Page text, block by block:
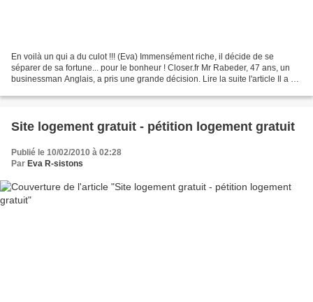
En voilà un qui a du culot !!! (Eva) Immensément riche, il décide de se
séparer de sa fortune... pour le bonheur ! Closer.fr Mr Rabeder, 47 ans, un
businessman Anglais, a pris une grande décision. Lire la suite l'article Il a en
Site logement gratuit - pétition logement gratuit
Publié le 10/02/2010 à 02:28
Par Eva R-sistons